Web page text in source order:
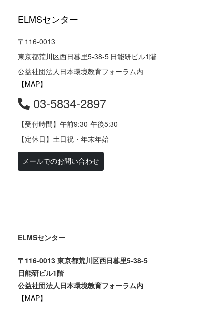
ELMSセンター
〒116-0013
東京都荒川区西日暮里5-38-5 日能研ビル1階
公益社団法人日本環境教育フォーラム内
【MAP】
03-5834-2897
【受付時間】午前9:30-午後5:30
【定休日】土日祝・年末年始
メールでのお問い合わせ
ELMSセンター
〒116-0013 東京都荒川区西日暮里5-38-5
日能研ビル1階
公益社団法人日本環境教育フォーラム内
【MAP】